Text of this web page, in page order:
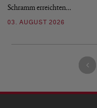
Schramm erreichten…
03. AUGUST 2026